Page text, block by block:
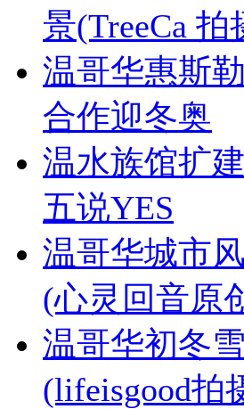
景(TreeCa 拍
温哥华惠斯
合作迎冬奥
温水族馆扩
五说YES
温哥华城市
(心灵回音原
温哥华初冬
(lifeisgood拍